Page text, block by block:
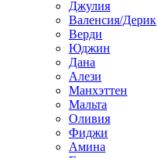
Джулия
Валенсия/Дерик
Верди
Юджин
Дана
Алези
Манхэттен
Мальта
Оливия
Фиджи
Амина